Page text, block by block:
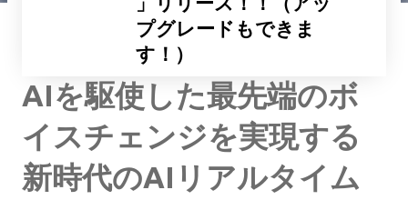
プグレードもできま
す！）
AIを駆使した最先端のボ
イスチェンジを実現する
新時代のAIリアルタイム